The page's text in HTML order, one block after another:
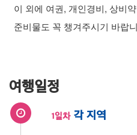
이 외에 여권, 개인경비, 상비
준비물도 꼭 챙겨주시기 바랍
여행일정
1일차 각 지역